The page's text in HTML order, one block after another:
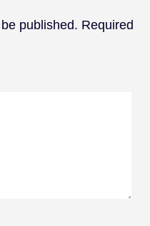
published. Required